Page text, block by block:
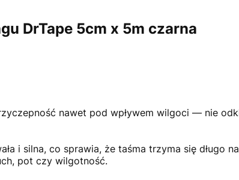
DrTape 5cm x 5m czarna
nawet pod wpływem wilgoci — nie
i silna, co sprawia, że taśma trzyma się długo
pot czy wilgotność.